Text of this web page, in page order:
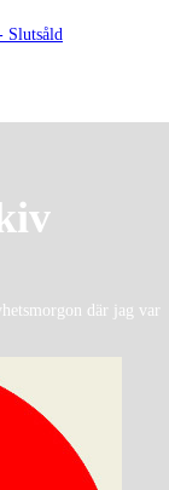
där jag var